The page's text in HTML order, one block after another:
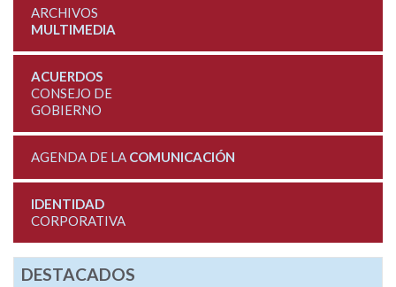
ARCHIVOS
MULTIMEDIA
ACUERDOS
CONSEJO DE
GOBIERNO
AGENDA DE LA COMUNICACIÓN
IDENTIDAD
CORPORATIVA
DESTACADOS